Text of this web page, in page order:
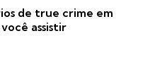
de true crime em
assistir